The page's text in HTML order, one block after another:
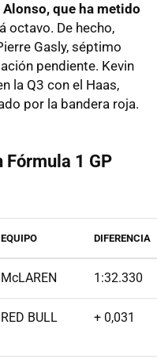
que ha metido
octavo. De hecho,
Gasly, séptimo
pendiente. Kevin
la Q3 con el Haas,
por la bandera roja.
1 GP
EQUIPO DIFERENCIA
McLAREN 1:32.330
RED BULL + 0,031